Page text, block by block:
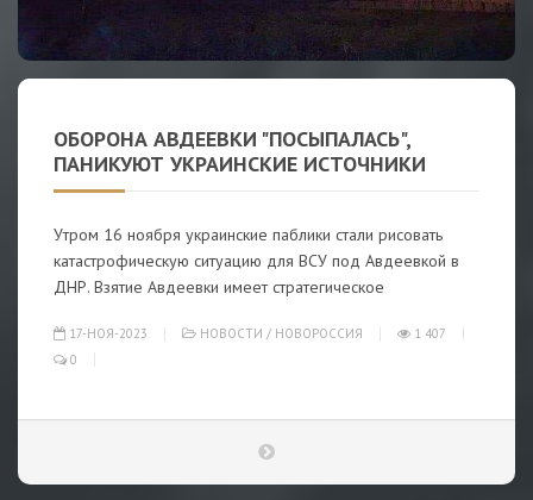
ОБОРОНА АВДЕЕВКИ "ПОСЫПАЛАСЬ",
ПАНИКУЮТ УКРАИНСКИЕ ИСТОЧНИКИ
Утром 16 ноября украинские паблики стали рисовать
катастрофическую ситуацию для ВСУ под Авдеевкой в
ДНР. Взятие Авдеевки имеет стратегическое
17-НОЯ-2023 НОВОСТИ / НОВОРОССИЯ
1 407
0